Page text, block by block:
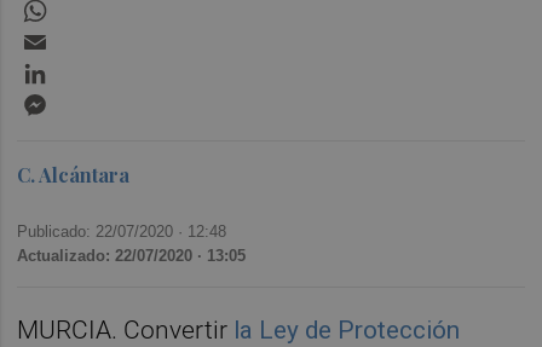
C. Alcántara
Publicado: 22/07/2020 · 12:48
Actualizado: 22/07/2020 · 13:05
MURCIA. Convertir la Ley de Protección